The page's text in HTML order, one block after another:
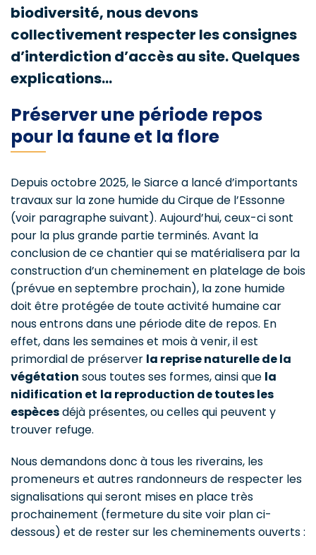
biodiversité, nous devons
collectivement respecter les consignes
d’interdiction d’accès au site. Quelques
explications…
Préserver une période repos
pour la faune et la flore
Depuis octobre 2025, le Siarce a lancé d’importants
travaux sur la zone humide du Cirque de l’Essonne
(voir paragraphe suivant). Aujourd’hui, ceux-ci sont
pour la plus grande partie terminés. Avant la
conclusion de ce chantier qui se matérialisera par la
construction d’un cheminement en platelage de bois
(prévue en septembre prochain), la zone humide
doit être protégée de toute activité humaine car
nous entrons dans une période dite de repos. En
effet, dans les semaines et mois à venir, il est
primordial de préserver la reprise naturelle de la
végétation sous toutes ses formes, ainsi que la
nidification et la reproduction de toutes les
espècesdéjà présentes, ou celles qui peuvent y
trouver refuge.
Nous demandons donc à tous les riverains, les
promeneurs et autres randonneurs de respecter les
signalisations qui seront mises en place très
prochainement (fermeture du site voir plan ci-
dessous) et de rester sur les cheminements ouverts :